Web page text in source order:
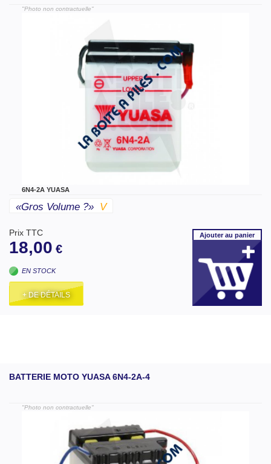
"Photo non contractuelle"
6N4-2A YUASA
«gros Volume ?» V
Prix TTC
18,00 €
EN STOCK
+ DE DÉTAILS
Ajouterau panier
BATTERIE MOTO YUASA 6N4-2A-4
"Photo non contractuelle"